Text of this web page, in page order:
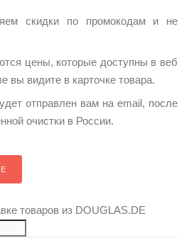
скидки по промокодам и не
цены, которые доступны в веб
вы видите в карточке товара.
отправлен вам на email, после
очистки в России.
товаров из DOUGLAS.DE